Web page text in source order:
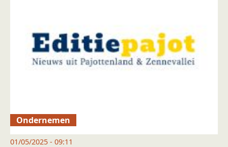
Ondernemen
01/05/2025 - 09:11